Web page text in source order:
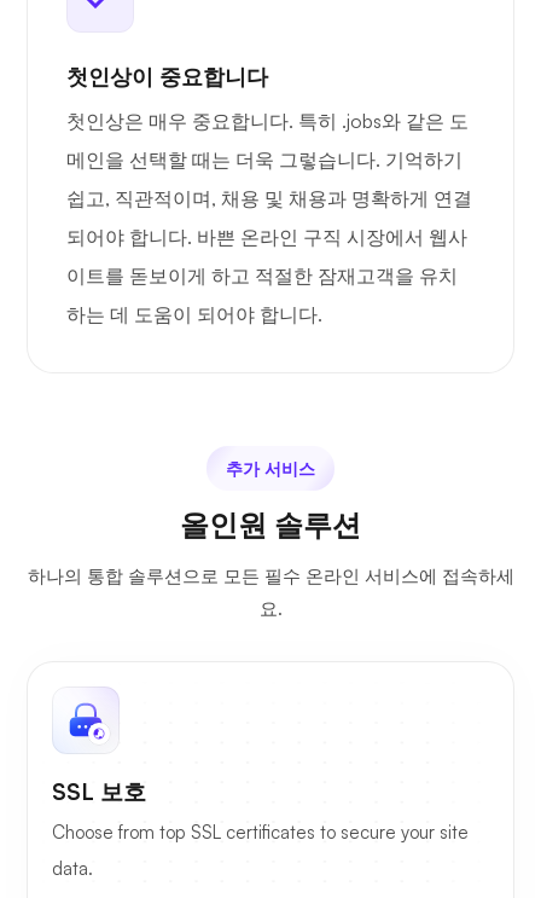
첫인상이 중요합니다
첫인상은 매우 중요합니다. 특히 .jobs와 같은 도
메인을 선택할 때는 더욱 그렇습니다. 기억하기
쉽고, 직관적이며, 채용 및 채용과 명확하게 연결
되어야 합니다. 바쁜 온라인 구직 시장에서 웹사
이트를 돋보이게 하고 적절한 잠재고객을 유치
하는 데 도움이 되어야 합니다.
추가 서비스
올인원 솔루션
하나의 통합 솔루션으로 모든 필수 온라인 서비스에 접속하세
요.
SSL 보호
Choose from top SSL certificates to secure your site
data.